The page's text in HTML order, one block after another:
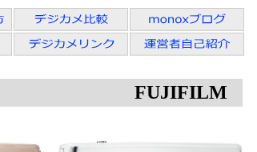
FUJIFILM